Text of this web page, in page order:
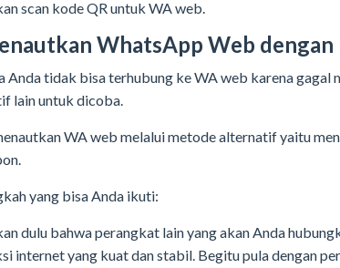
scan kode QR untuk WA web.
WhatsApp Web
Anda tidak bisa terhubung ke WA web karena gagal
lain untuk dicoba.
WA web melalui metode alternatif yaitu
yang bisa Anda ikuti:
dulu bahwa perangkat lain yang akan Anda
internet yang kuat dan stabil. Begitu pula dengan